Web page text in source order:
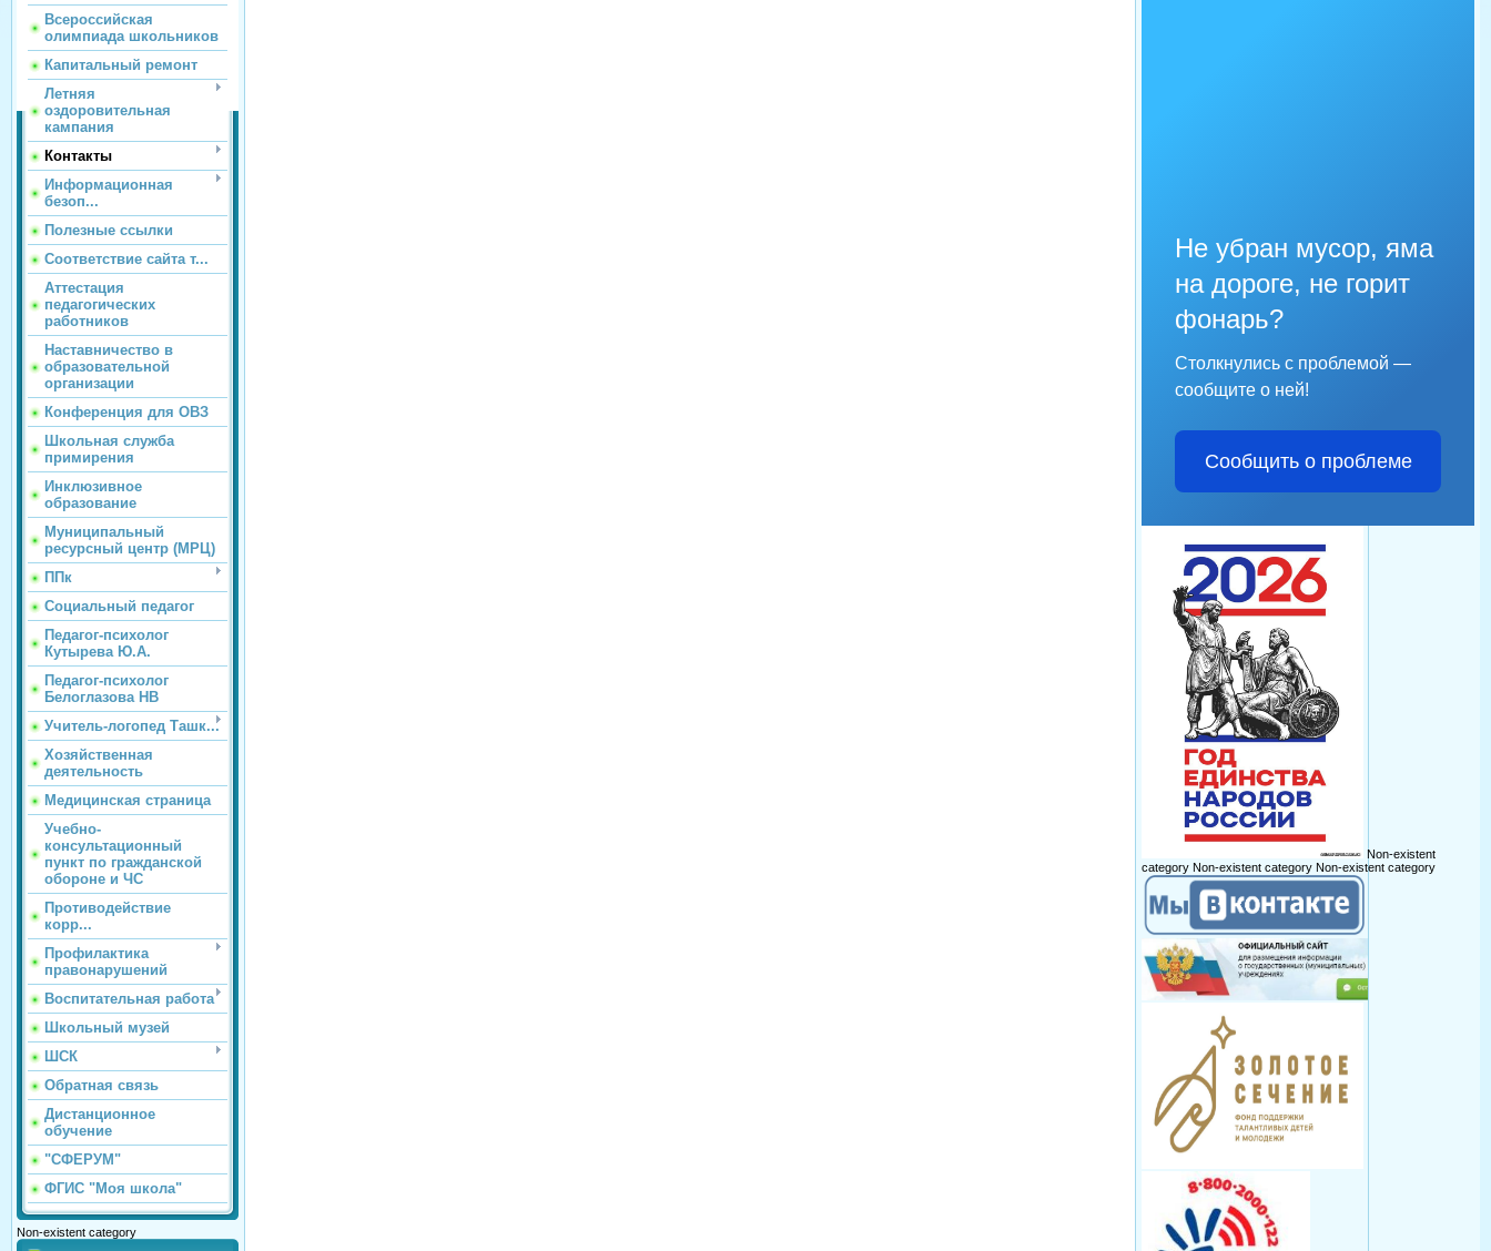
Всероссийская
олимпиада школьников
Капитальный ремонт
Летняя
оздоровительная
кампания
Контакты
Информационная
безоп...
Полезные ссылки
Соответствие сайта т...
Аттестация
педагогических
работников
Наставничество в
образовательной
организации
Конференция для ОВЗ
Школьная служба
примирения
Инклюзивное
образование
Муниципальный
ресурсный центр (МРЦ)
ППк
Социальный педагог
Педагог-психолог
Кутырева Ю.А.
Педагог-психолог
Белоглазова НВ
Учитель-логопед Ташк...
Хозяйственная
деятельность
Медицинская страница
Учебно-
консультационный
пункт по гражданской
обороне и ЧС
Противодействие
корр...
Профилактика
правонарушений
Воспитательная работа
Школьный музей
ШСК
Обратная связь
Дистанционное
обучение
"СФЕРУМ"
ФГИС "Моя школа"
Non-existent category
Не убран мусор, яма
на дороге, не горит
фонарь?
Столкнулись с проблемой —
сообщите о ней!
Сообщить о проблеме
Non-existent
category Non-existent category Non-existent category